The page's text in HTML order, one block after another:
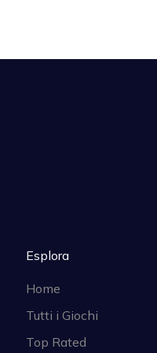
Esplora
Home
Tutti i Giochi
Top Rated